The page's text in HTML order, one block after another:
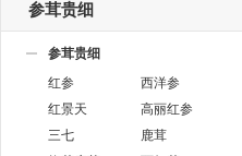
参茸贵细
参茸贵细
红参
西洋参
红景天
高丽红参
三七
鹿茸